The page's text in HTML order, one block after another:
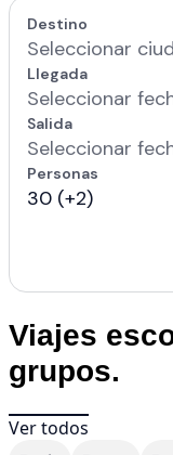
Viajes
grupos.
Ver todos